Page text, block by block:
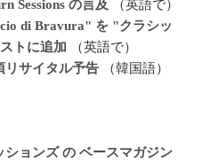
Sessions の言及
（英語で）
di Bravura" を "クラシッ
トに追加 （英語で）
リサイタル予告 （韓国語）
ションズ の ベースマガジン